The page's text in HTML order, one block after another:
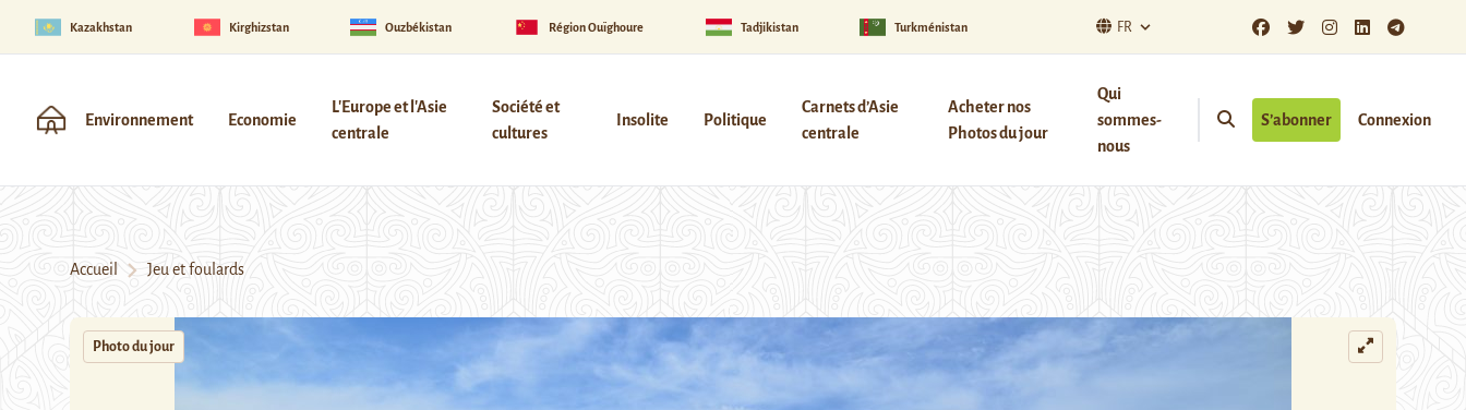
Kazakhstan Kirghizstan Ouzbékistan Région Ouïghoure Tadjikistan Turkménistan FR
Environnement Economie
L'Europe et l'Asie
centrale
Société et
cultures
Insolite Politique
Carnets d’Asie
centrale
Acheter nos
Photos du jour
Qui
sommes-
nous
S’abonner Connexion
Accueil Jeu et foulards
Photo du jour